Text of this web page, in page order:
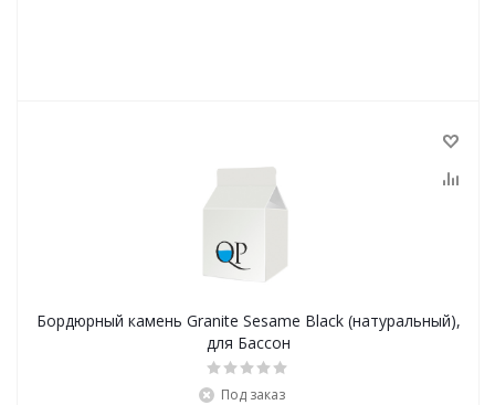
Бордюрный камень Granite Sesame Black (натуральный),
для Бассон
Под заказ